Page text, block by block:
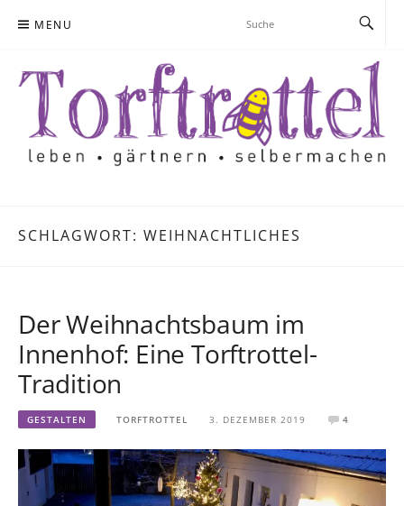
MENU
SCHLAGWORT: WEIHNACHTLICHES
Der Weihnachtsbaum im
Innenhof: Eine Torftrottel-
Tradition
GESTALTEN TORFTROTTEL 3. DEZEMBER 2019 4